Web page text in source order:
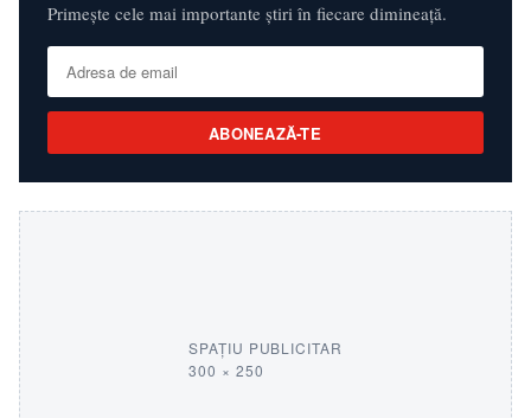
Primește cele mai importante știri în fiecare dimineață.
ABONEAZĂ-TE
SPAȚIU PUBLICITAR
300 × 250